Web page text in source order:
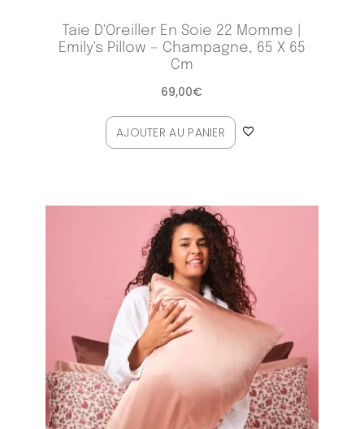
Taie D'Oreiller En Soie 22 Momme |
Emily's Pillow – Champagne, 65 X 65
Cm
69,00€
AJOUTER AU PANIER